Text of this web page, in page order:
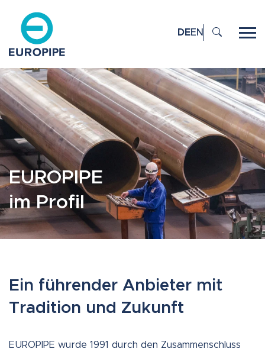
DEEN
EUROPIPE
im Profil
Ein führender Anbieter mit
Tradition und Zukunft
EUROPIPE wurde 1991 durch den Zusammenschluss